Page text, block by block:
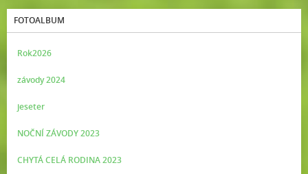
FOTOALBUM
Rok2026
závody 2024
jeseter
NOČNÍ ZÁVODY 2023
CHYTÁ CELÁ RODINA 2023